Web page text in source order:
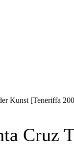
Kunst [Teneriffa
Cruz